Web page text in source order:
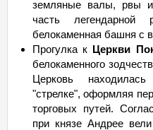
земляные валы, рвы
часть легендарной
белокаменная башня с
Прогулка к Церкви
белокаменного
Церковь
"стрелке", оформляя
торговых путей.
при князе Андрее